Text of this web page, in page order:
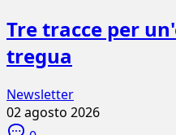
Tre tracce per
tregua
Newsletter
02 agosto 2026